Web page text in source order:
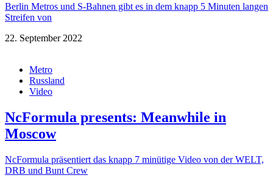
Berlin Metros und S-Bahnen gibt es in dem knapp 5 Minuten langen
Streifen von
22. September 2022
Metro
Russland
Video
NcFormula presents: Meanwhile in
Moscow
NcFormula präsentiert das knapp 7 minütige Video von der WELT,
DRB und Bunt Crew